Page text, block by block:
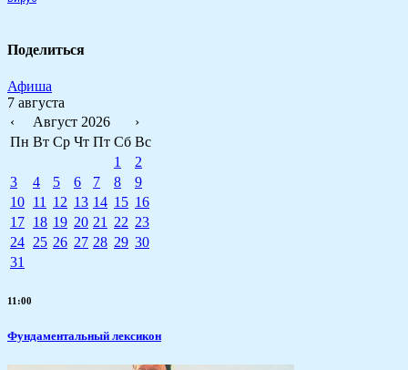
Поделиться
Афиша
7 августа
‹
Август 2026
›
Пн Вт Ср Чт Пт Сб Вс
1
2
3
4 5 6 7 8
9
10 11 12 13 14 15 16
17 18 19 20 21 22 23
24 25 26 27 28 29 30
31
11:00
Фундаментальный лексикон